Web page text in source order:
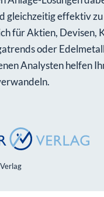
gleichzeitig effektiv
für Aktien, Devisen,
oder
Analysten helfen